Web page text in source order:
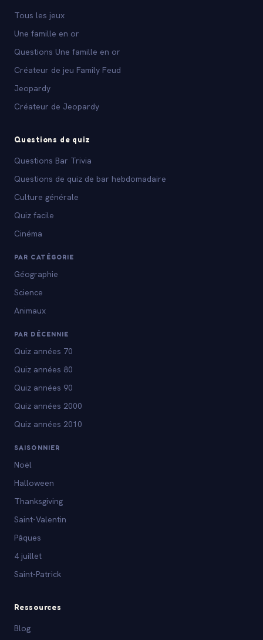
Tous les jeux
Une famille en or
Questions Une famille en or
Créateur de jeu Family Feud
Jeopardy
Créateur de Jeopardy
Questions de quiz
Questions Bar Trivia
Questions de quiz de bar hebdomadaire
Culture générale
Quiz facile
Cinéma
PAR CATÉGORIE
Géographie
Science
Animaux
PAR DÉCENNIE
Quiz années 70
Quiz années 80
Quiz années 90
Quiz années 2000
Quiz années 2010
SAISONNIER
Noël
Halloween
Thanksgiving
Saint-Valentin
Pâques
4 juillet
Saint-Patrick
Ressources
Blog